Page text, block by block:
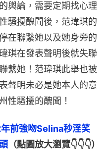
輿論，需要定期找心理
騷擾醜聞後，范瑋琪的
在聯繫她以及她身旁的
琪在發表聲明後就失聯
繫她！范瑋琪此舉也被
聲明未必是她本人的意
性騷擾的醜聞！
前強吻Selina秒淫笑
（點圖放大瀏覽👇👇👇）